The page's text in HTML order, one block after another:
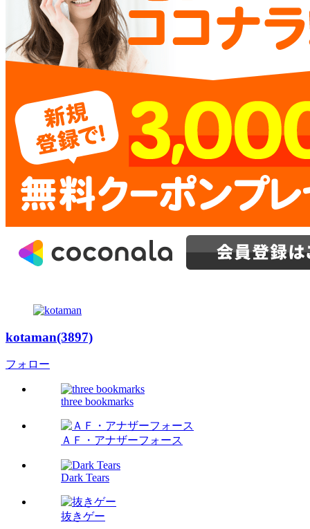
kotaman(3897)
フォロー
three bookmarks
ＡＦ・アナザーフォース
Dark Tears
抜きゲー